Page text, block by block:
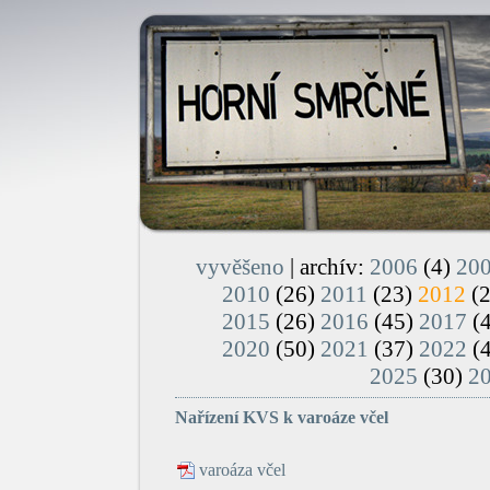
vyvěšeno | archív: 2006 (4)
2010 (26) 2011 (23) 2012
2015 (26) 2016 (45) 2017
2020 (50) 2021 (37) 2022
2025 (30)
Nařízení KVS k varoáze včel
varoáza včel